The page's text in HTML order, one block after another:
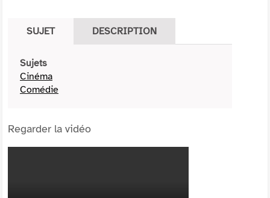
SUJET DESCRIPTION
Sujets
Cinéma
Comédie
Regarder la vidéo